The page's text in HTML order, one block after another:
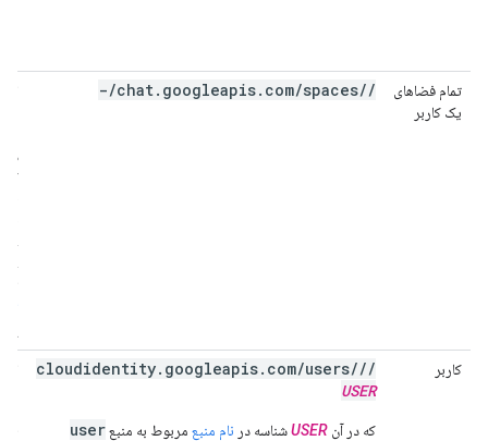
تمام فضاهای
یک کاربر
//chat.googleapis.com/spaces/-
کاربر
//cloudidentity.googleapis.com/users/
USER
که در آن USERشناسه در نام منبع مربوط به منبعuser